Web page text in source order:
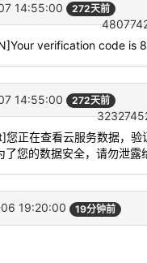
14:55:00 272天前
verification code is
14:55:00 272天前
您正在查看云服务数据，
了您的数据安全，请勿泄露
19:20:00 19分钟前